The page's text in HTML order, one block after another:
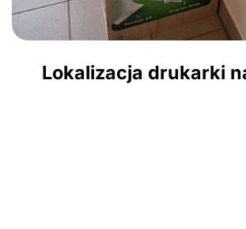
Lokalizacja drukarki